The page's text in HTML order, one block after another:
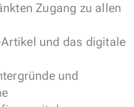
Zugang zu allen
und das digitale
und